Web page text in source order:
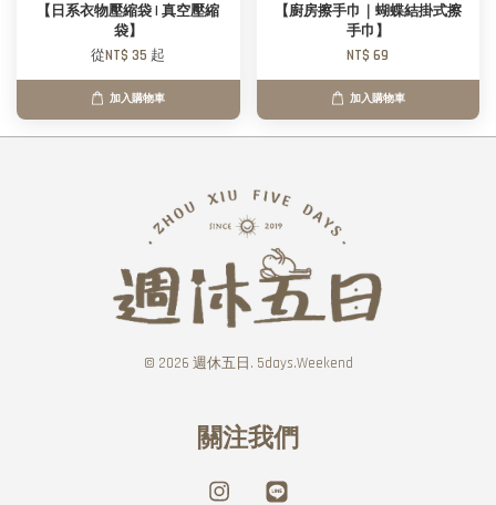
【日系衣物壓縮袋 | 真空壓縮
袋】
從NT$ 35 起
加入購物車
【廚房擦手巾｜蝴蝶結掛式擦
手巾】
NT$ 69
加入購物車
© 2026 週休五日. 5days.Weekend
關注我們
Instagram